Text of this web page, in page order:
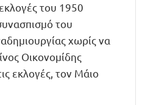
του 1950
του
χωρίς να
Οικονομίδης
εκλογές, τον Μάιο